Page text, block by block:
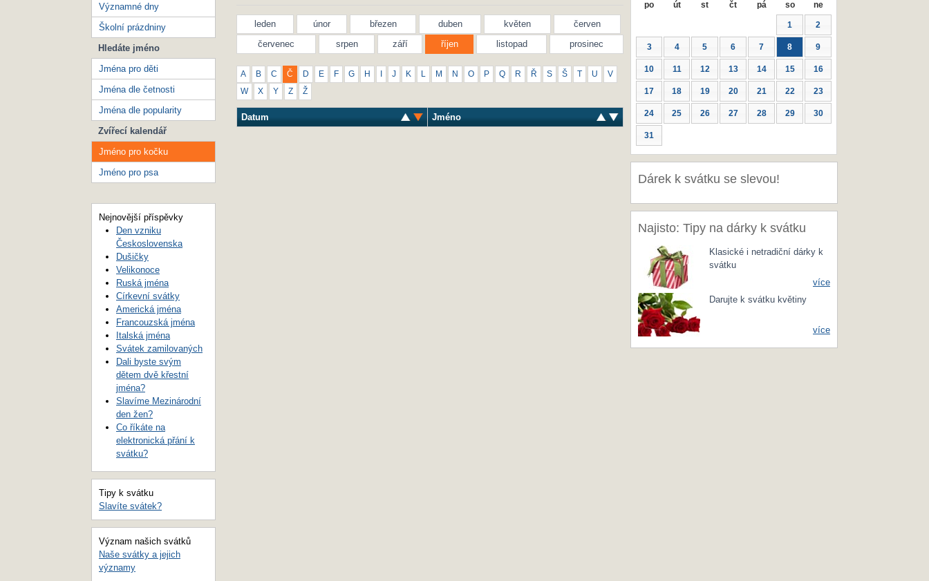
leden únor březen duben květen
červen
červenec
srpen září říjen listopad prosinec
A B C Č D E F G H J K M N O P Q R Ř S Š T U V
W X Y Z Ž
Datum Jméno
po út st čt pá so ne
1 2
3 4 5 6 7 8 9
10 11 12 13 14 15 16
17 18 19 20 21 22 23
24 25 26 27 28 29 30
31
Dárek k svátku se slevou!
Najisto: Tipy na dárky k svátku
Klasické i netradiční dárky k
svátku
více
Darujte k svátku květiny
více
Významné dny
Školní prázdniny
Hledáte jméno
Jména pro děti
Jména dle četnosti
Jména dle popularity
Zvířecí kalendář
Jméno pro kočku
Jméno pro psa
Nejnovější příspěvky
Den vzniku
Československa
Dušičky
Velikonoce
Ruská jména
Církevní svátky
Americká jména
Francouzská jména
Italská jména
Svátek zamilovaných
Dali byste svým
dětem dvě křestní
jména?
Slavíme Mezinárodní
den žen?
Co říkáte na
elektronická přání k
svátku?
Tipy k svátku
Slavíte svátek?
Význam našich svátků
Naše svátky a jejich
významy